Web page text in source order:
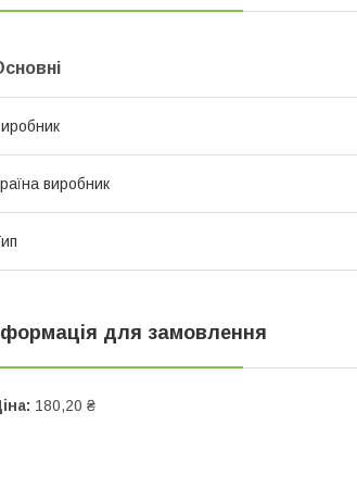
виробник
для замовлення
180,20 ₴